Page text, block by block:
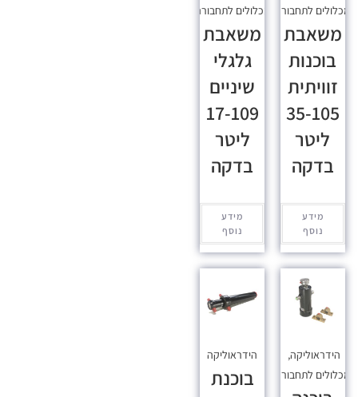
מכלולים לתחבורה
משאבת
בוכנות
זוויתית
35-105
ליטר
בדקה
מידע
נוסף
מכלולים לתחבורה
משאבת
גלגלי
שיניים
17-109
ליטר
בדקה
מידע
נוסף
הידראוליקה,
מכלולים לתחבורה
הידראוליקה
בוכנת